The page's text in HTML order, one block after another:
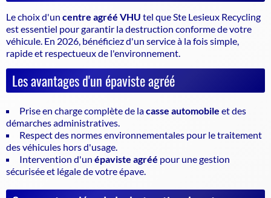
Le choix d'un centre agréé VHU tel que Ste Lesieux Recycling
est essentiel pour garantir ladestruction conforme de votre
véhicule . En 2026, bénéficiez d'un service à la fois simple,
rapide et respectueux de l'environnement.
Les avantages d'un épaviste agréé
Prise en charge complète de lacasse automobile et des
démarches administratives.
Respect des normes environnementales pour le traitement
des véhicules hors d'usage.
Intervention d'un épaviste agréé pour une gestion
sécurisée et légale de votre épave.